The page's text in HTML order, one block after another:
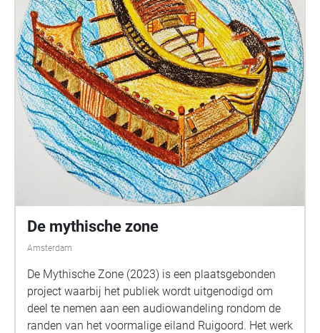
De mythische zone
Amsterdam
De Mythische Zone (2023) is een plaatsgebonden
project waarbij het publiek wordt uitgenodigd om
deel te nemen aan een audiowandeling rondom de
randen van het voormalige eiland Ruigoord. Het werk